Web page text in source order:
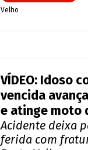
Velho
VÍDEO: Idoso
vencida
e atinge moto
Acidente deixa
ferida com